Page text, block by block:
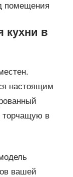
помещения
кухни в
настоящим
торчащую в
вашей